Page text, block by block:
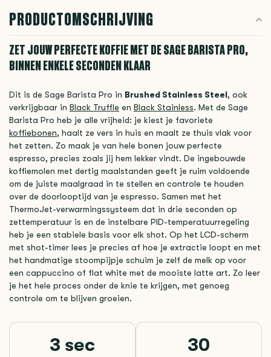
PRODUCTOMSCHRIJVING
ZET JOUW PERFECTE KOFFIE MET DE SAGE BARISTA PRO,
BINNEN ENKELE SECONDEN KLAAR
Dit is de Sage Barista Pro in Brushed Stainless Steel, ook
verkrijgbaar in Black Truffle en Black Stainless. Met de Sage
Barista Pro heb je alle vrijheid: je kiest je favoriete
koffiebonen, haalt ze vers in huis en maalt ze thuis vlak voor
het zetten. Zo maak je van hele bonen jouw perfecte
espresso, precies zoals jij hem lekker vindt. De ingebouwde
koffiemolen met dertig maalstanden geeft je ruim voldoende
om de juiste maalgraad in te stellen en controle te houden
over de doorlooptijd van je espresso. Samen met het
ThermoJet-verwarmingssysteem dat in drie seconden op
zettemperatuur is en de instelbare PID-temperatuurregeling
heb je een stabiele basis voor elk shot. Op het LCD-scherm
met shot-timer lees je precies af hoe je extractie loopt en met
het handmatige stoompijpje schuim je zelf de melk op voor
een cappuccino of flat white met de mooiste latte art. Zo leer
je het hele proces onder de knie te krijgen, met genoeg
controle om te blijven groeien.
3 sec 30